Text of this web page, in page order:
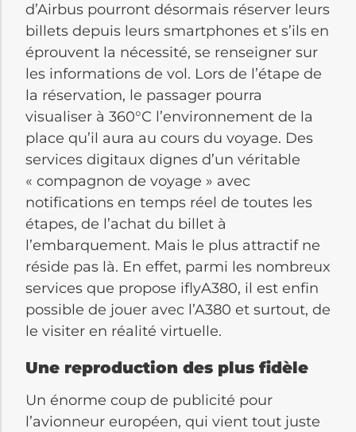
d’Airbus pourront désormais réserver leurs
billets depuis leurs smartphones et s’ils en
éprouvent la nécessité, se renseigner sur
les informations de vol. Lors de l’étape de
la réservation, le passager pourra
visualiser à 360°C l’environnement de la
place qu’il aura au cours du voyage. Des
services digitaux dignes d’un véritable
« compagnon de voyage » avec
notifications en temps réel de toutes les
étapes, de l’achat du billet à
l’embarquement. Mais le plus attractif ne
réside pas là. En effet, parmi les nombreux
services que propose iflyA380, il est enfin
possible de jouer avec l’A380 et surtout, de
le visiter en réalité virtuelle.
Une reproduction des plus fidèle
Un énorme coup de publicité pour
l’avionneur européen, qui vient tout juste